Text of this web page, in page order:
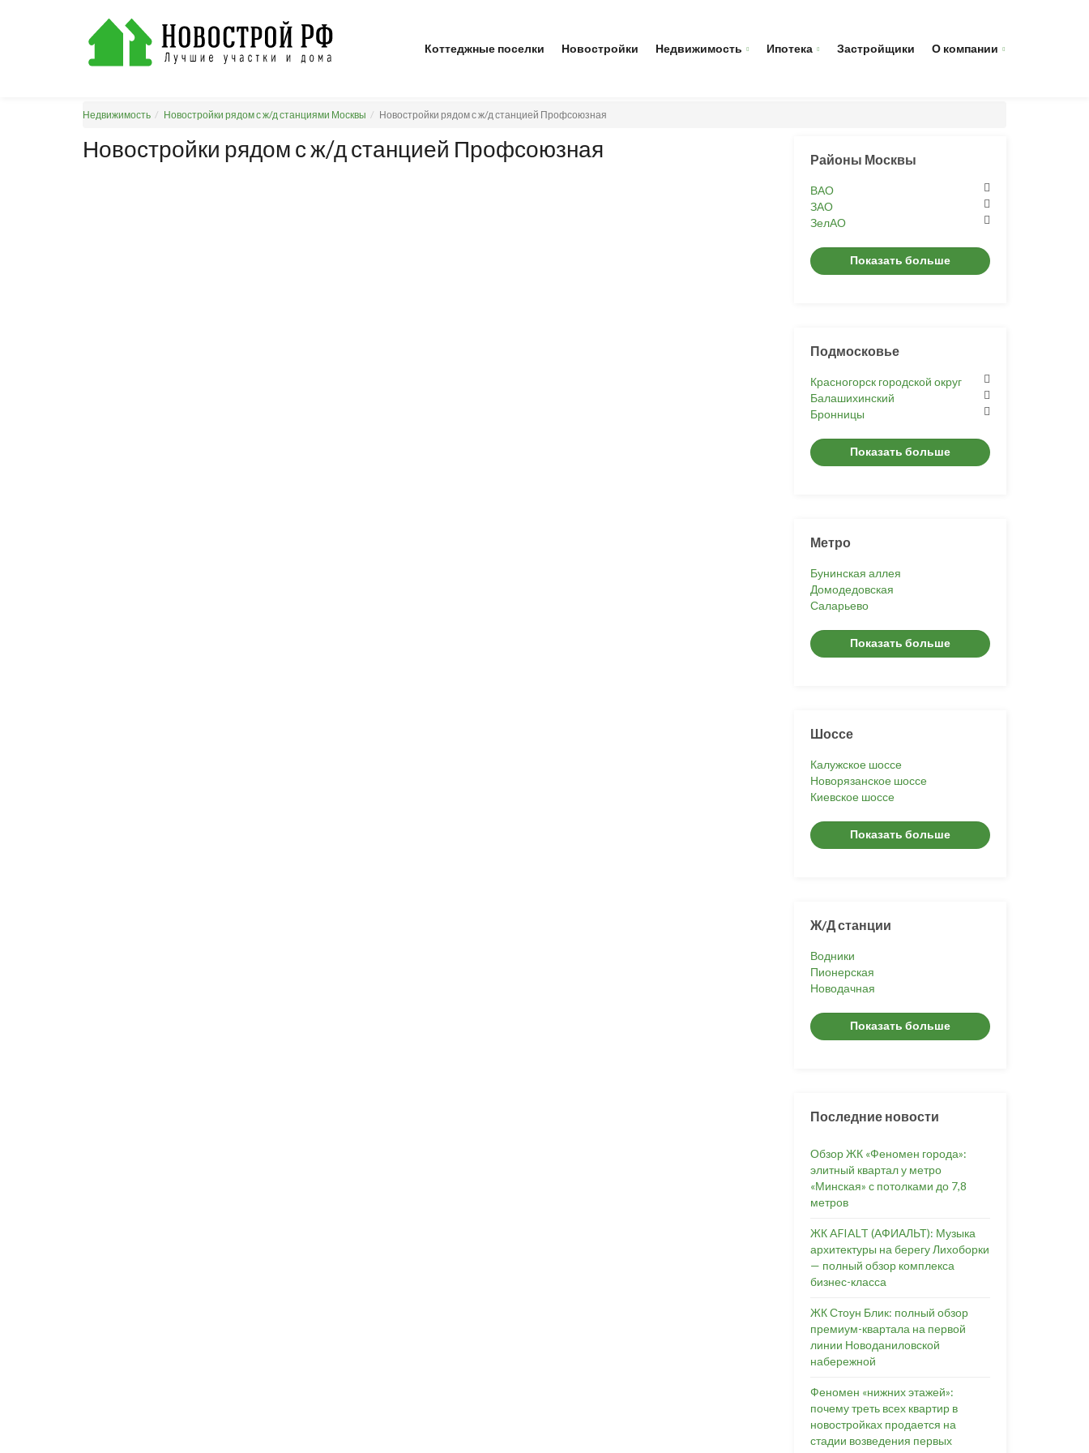
Коттеджные поселки Новостройки Недвижимость Ипотека Застройщики О компании
Недвижимость Новостройки рядом с ж/д станциями Москвы Новостройки рядом с ж/д станцией Профсоюзная
Новостройки рядом с ж/д станцией Профсоюзная Районы Москвы
ВАО
ЗАО
ЗелАО
Показать больше
Подмосковье
Красногорск городской округ
Балашихинский
Бронницы
Показать больше
Метро
Бунинская аллея
Домодедовская
Саларьево
Показать больше
Шоссе
Калужское шоссе
Новорязанское шоссе
Киевское шоссе
Показать больше
Ж/Д станции
Водники
Пионерская
Новодачная
Показать больше
Последние новости
Обзор ЖК «Феномен города»:
элитный квартал у метро
«Минская» с потолками до 7,8
метров
ЖК AFIALT (АФИАЛЬТ): Музыка
архитектуры на берегу Лихоборки
— полный обзор комплекса
бизнес-класса
ЖК Стоун Блик: полный обзор
премиум-квартала на первой
линии Новоданиловской
набережной
Феномен «нижних этажей»:
почему треть всех квартир в
новостройках продается на
стадии возведения первых